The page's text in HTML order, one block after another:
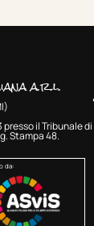
a.r.l.
il Tribunale di
Stampa 48.
da: